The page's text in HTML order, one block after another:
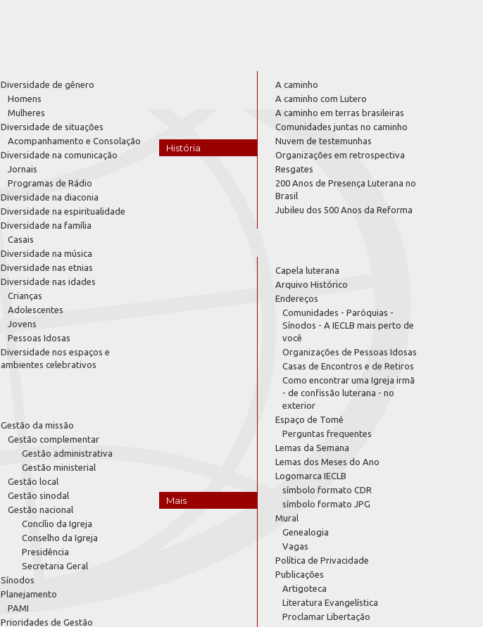
Diversidade de gênero
Homens
Mulheres
Diversidade de situações
Acompanhamento e Consolação
Diversidade na comunicação
Jornais
Programas de Rádio
Diversidade na diaconia
Diversidade na espiritualidade
Diversidade na família
Casais
Diversidade na música
Diversidade nas etnias
Diversidade nas idades
Crianças
Adolescentes
Jovens
Pessoas Idosas
Diversidade nos espaços e
ambientes celebrativos
Gestão da missão
Gestão complementar
Gestão administrativa
Gestão ministerial
Gestão local
Gestão sinodal
Gestão nacional
Concílio da Igreja
Conselho da Igreja
Presidência
Secretaria Geral
Sínodos
Planejamento
PAMI
Prioridades de Gestão
História
A caminho
A caminho com Lutero
A caminho em terras brasileiras
Comunidades juntas no caminho
Nuvem de testemunhas
Organizações em retrospectiva
Resgates
200 Anos de Presença Luterana no
Brasil
Jubileu dos 500 Anos da Reforma
Mais
Capela luterana
Arquivo Histórico
Endereços
Comunidades - Paróquias -
Sínodos - A IECLB mais perto de
você
Organizações de Pessoas Idosas
Casas de Encontros e de Retiros
Como encontrar uma Igreja irmã
- de confissão luterana - no
exterior
Espaço de Tomé
Perguntas frequentes
Lemas da Semana
Lemas dos Meses do Ano
Logomarca IECLB
símbolo formato CDR
símbolo formato JPG
Mural
Genealogia
Vagas
Política de Privacidade
Publicações
Artigoteca
Literatura Evangelística
Proclamar Libertação